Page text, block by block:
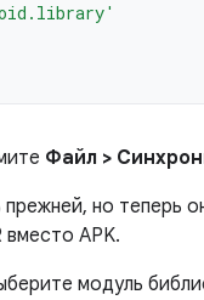
Файл >
но теперь
APK.
модуль